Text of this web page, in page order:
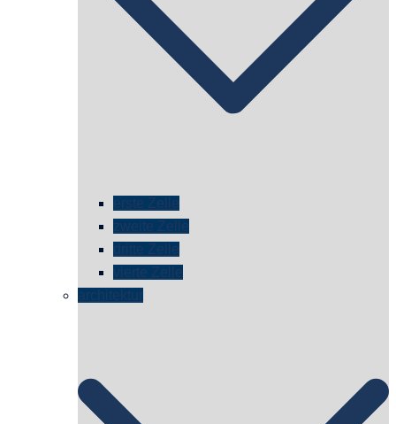
erste Zelle
zweite Zelle
dritte Zelle
vierte Zelle
architektur